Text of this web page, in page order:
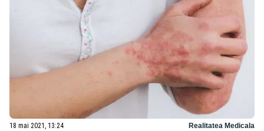
18 mai 2021, 13:24 Realitatea Medicala